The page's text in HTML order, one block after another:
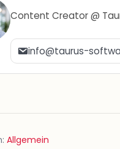
Content Creator @
info@taurus-
Allgemein